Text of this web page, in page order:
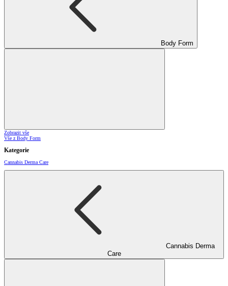
Body Form
Zobrazit vše
Vše z Body Form
Kategorie
Cannabis Derma Care
Cannabis Derma
Care